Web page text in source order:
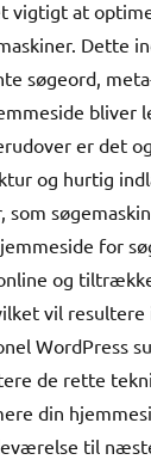
vigtigt at
Dette
søgeord,
er det
og hurtig
som
for
og
vil
WordPress
de rette
din
til